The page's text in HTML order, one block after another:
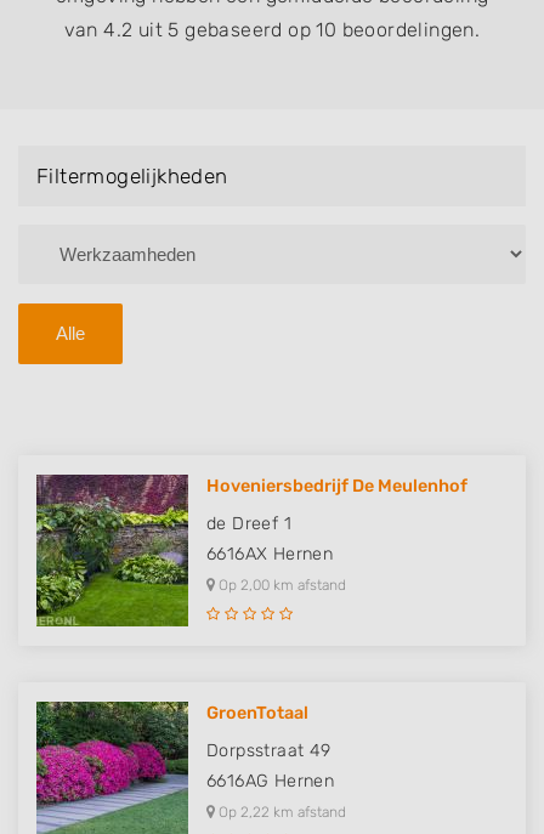
van 4.2 uit 5 gebaseerd op 10 beoordelingen.
Filtermogelijkheden
Alle
Hoveniersbedrijf De Meulenhof
de Dreef 1
6616AX Hernen
Op 2,00 km afstand
GroenTotaal
Dorpsstraat 49
6616AG Hernen
Op 2,22 km afstand